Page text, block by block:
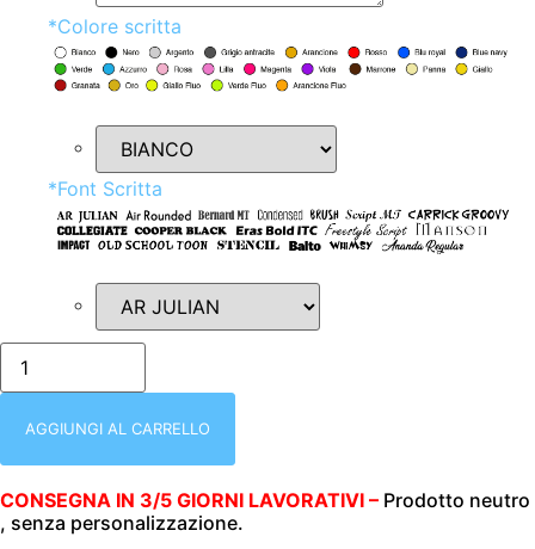
*Colore scritta
*Font Scritta
isacco-
013028-
GREMBIULE
CASACCA
NERO+GIALLO
DONNA
|
AGGIUNGI AL CARRELLO
CONSEGNA IN 3/5 GIORNI LAVORATIVI – Prodotto neutro
, senza personalizzazione.